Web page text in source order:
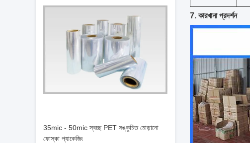
35mic - 50mic স্বচ্ছ PET সঙ্কুচিত মোড়ানো
ফোস্কা প্যাকেজিং
7. কারখানা প্রদর্শন